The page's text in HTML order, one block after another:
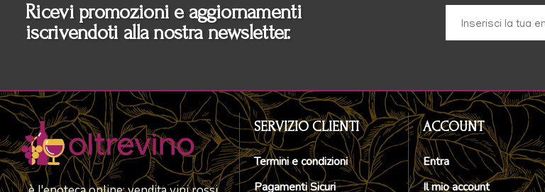
Ricevi promozioni e aggiornamenti
iscrivendoti alla nostra newsletter.
SERVIZIO CLIENTI
Termini e condizioni
Pagamenti Sicuri
ACCOUNT
Entra
Il mio account